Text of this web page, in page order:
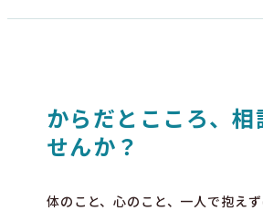
からだとこころ、相
せんか？
体のこと、心のこと、一人で抱え